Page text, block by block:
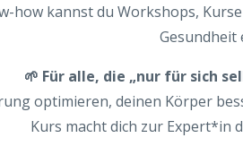
how kannst du Workshops,
Gesundheit
🌱 Für alle, die „nur für sich
optimieren, deinen Körper
Kurs macht dich zur Expert*in